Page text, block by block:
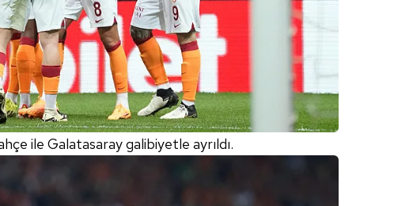
ile Galatasaray galibiyetle ayrıldı.